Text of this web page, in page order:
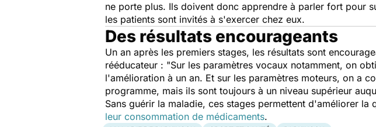
ne porte plus. Ils doivent donc apprendre à parler fort pour
les patients sont invités à s'exercer chez eux.
Des résultats encourageants
Un an après les premiers stages, les résultats sont
rééducateur : "Sur les paramètres vocaux notamment, on
l'amélioration à un an. Et sur les paramètres moteurs, on a
programme, mais ils sont toujours à un niveau supérieur
Sans guérir la maladie, ces stages permettent d'améliorer
leur consommation de médicaments.